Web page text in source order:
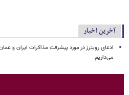
آخرین اخبار
ادعای رویترز در مورد پیشرفت مذاکرات ایران و
می‌داریم